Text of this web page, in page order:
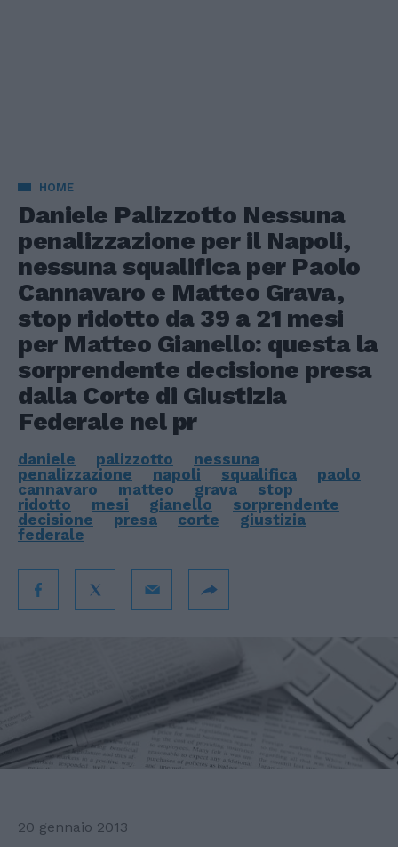
HOME
Daniele Palizzotto Nessuna
penalizzazione per il Napoli,
nessuna squalifica per Paolo
Cannavaro e Matteo Grava,
stop ridotto da 39 a 21 mesi
per Matteo Gianello: questa la
sorprendente decisione presa
dalla Corte di Giustizia
Federale nel pr
daniele palizzotto
nessuna
penalizzazione
napoli squalifica
paolo
cannavaro
matteo grava
stop
ridotto
mesi gianello
sorprendente
decisione
presa corte
giustizia
federale
20 gennaio 2013